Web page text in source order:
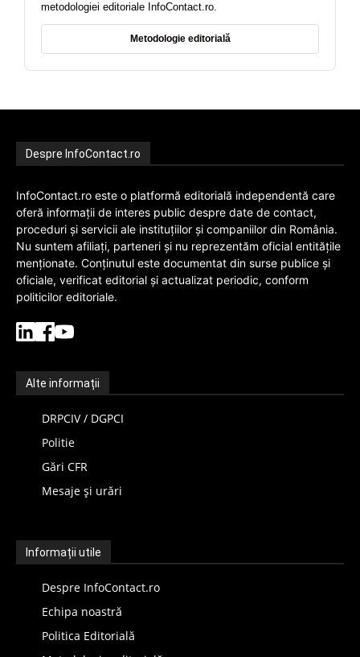
metodologiei editoriale InfoContact.ro.
Metodologie editorială
Despre InfoContact.ro
InfoContact.ro este o platformă editorială independentă care
oferă informații de interes public despre date de contact,
proceduri și servicii ale instituțiilor și companiilor din România.
Nu suntem afiliați, parteneri și nu reprezentăm oficial entitățile
menționate. Conținutul este documentat din surse publice și
oficiale, verificat editorial și actualizat periodic, conform
politicilor editoriale.
Alte informații
DRPCIV / DGPCI
Politie
Gări CFR
Mesaje și urări
Informații utile
Despre InfoContact.ro
Echipa noastră
Politica Editorială